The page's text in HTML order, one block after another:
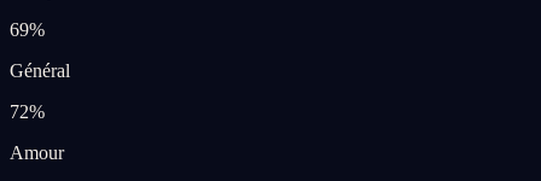
69%
Général
72%
Amour